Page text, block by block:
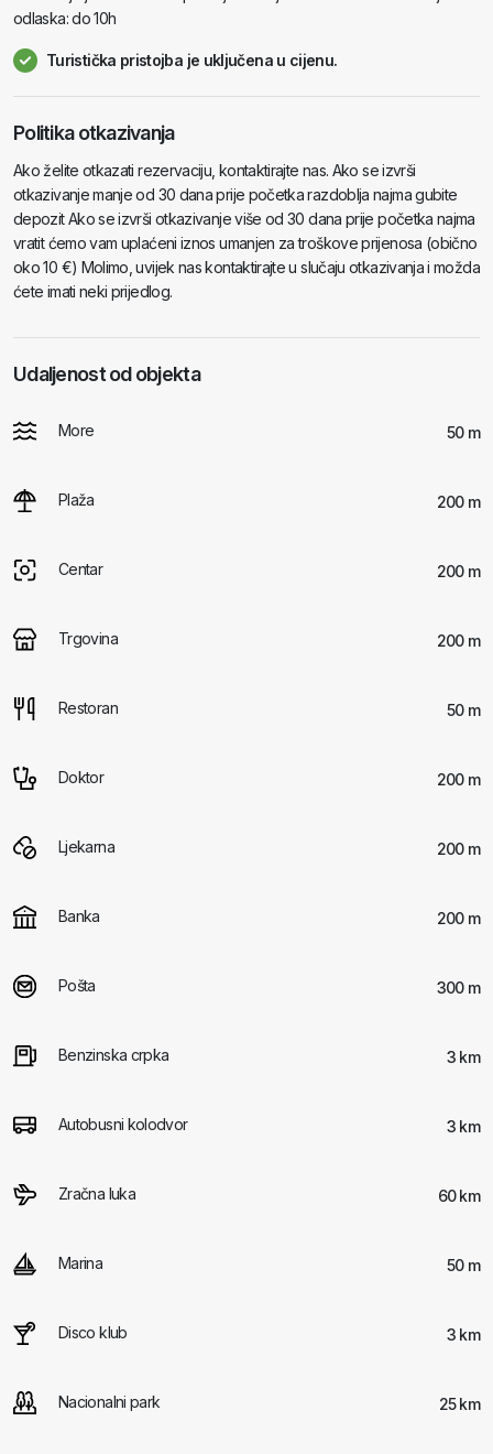
odlaska: do 10h
Turistička pristojba je uključena u cijenu.
Politika otkazivanja
Ako želite otkazati rezervaciju, kontaktirajte nas. Ako se izvrši
otkazivanje manje od 30 dana prije početka razdoblja najma gubite
depozit Ako se izvrši otkazivanje više od 30 dana prije početka najma
vratit ćemo vam uplaćeni iznos umanjen za troškove prijenosa (obično
oko 10 €) Molimo, uvijek nas kontaktirajte u slučaju otkazivanja i možda
ćete imati neki prijedlog.
Udaljenost od objekta
More 50 m
Plaža 200 m
Centar 200 m
Trgovina 200 m
Restoran 50 m
Doktor 200 m
Ljekarna 200 m
Banka 200 m
Pošta 300 m
Benzinska crpka 3 km
Autobusni kolodvor 3 km
Zračna luka 60 km
Marina 50 m
Disco klub 3 km
Nacionalni park 25 km